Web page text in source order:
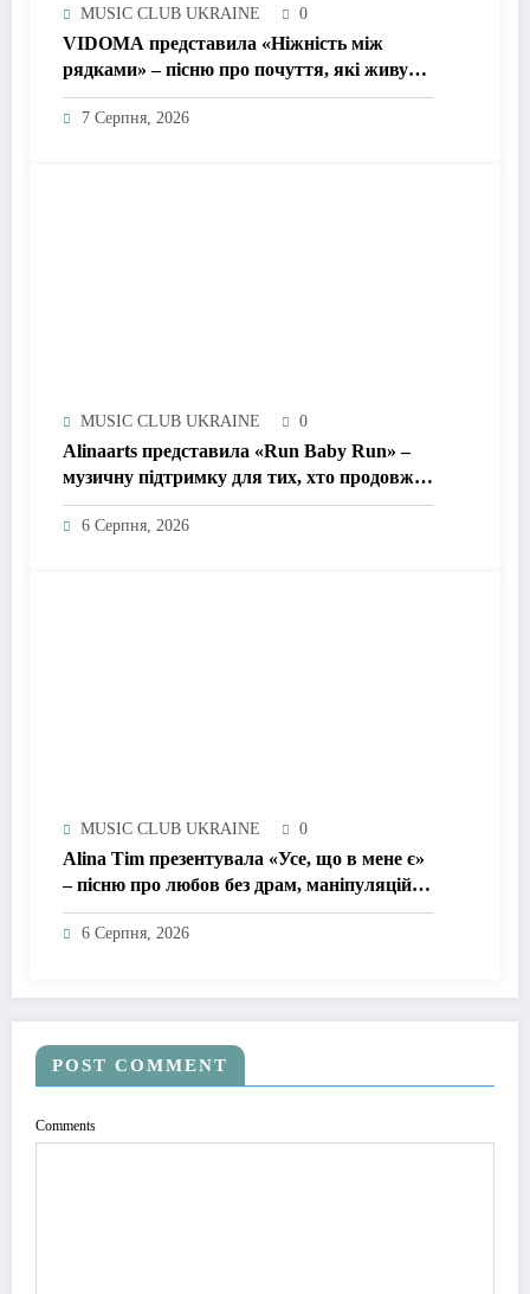
MUSIC CLUB UKRAINE 0
VIDOMA представила «Ніжність між
рядками» – пісню про почуття, які живуть
у мовчанні
7 Серпня, 2026
MUSIC CLUB UKRAINE 0
Alinaarts представила «Run Baby Run» –
музичну підтримку для тих, хто продовжує
жити попри війну
6 Серпня, 2026
MUSIC CLUB UKRAINE 0
Alina Tim презентувала «Усе, що в мене є»
– пісню про любов без драм, маніпуляцій і
зайвих ігор
6 Серпня, 2026
POST COMMENT
Comments